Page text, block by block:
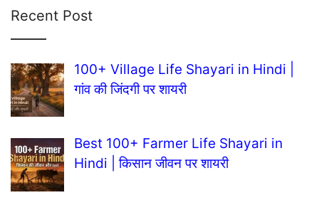
Recent Post
100+ Village Life Shayari in Hindi |
गांव की जिंदगी पर शायरी
Best 100+ Farmer Life Shayari in
Hindi | किसान जीवन पर शायरी